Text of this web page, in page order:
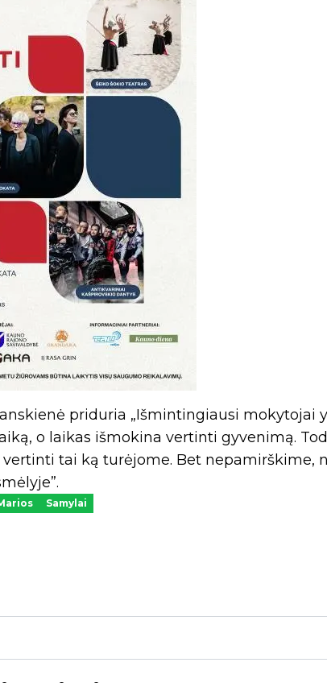
priduria „Išmintingiausi mokytojai
o laikas išmokina vertinti gyvenimą.
tai ką turėjome. Bet nepamirškime,
Samylai